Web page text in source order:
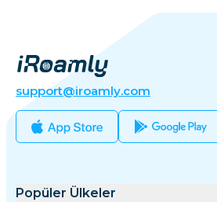
support@iroamly.com
Popüler Ülkeler